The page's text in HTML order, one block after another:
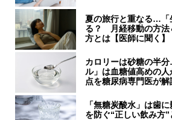
夏の旅行と重なる…「
る？ 月経移動の方法
方とは【医師に聞く】
カロリーは砂糖の半
ル」は血糖値高めの
点を糖尿病専門医が解
「無糖炭酸水」は歯
を防ぐ“正しい飲み方”